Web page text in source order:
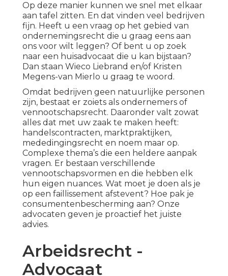
Op deze manier kunnen we snel met elkaar
aan tafel zitten. En dat vinden veel bedrijven
fijn. Heeft u een vraag op het gebied van
ondernemingsrecht die u graag eens aan
ons voor wilt leggen? Of bent u op zoek
naar een huisadvocaat die u kan bijstaan?
Dan staan Wieco Liebrand en/of Kristen
Megens-van Mierlo u graag te woord.
Omdat bedrijven geen natuurlijke personen
zijn, bestaat er zoiets als ondernemers of
vennootschapsrecht. Daaronder valt zowat
alles dat met uw zaak te maken heeft:
handelscontracten, marktpraktijken,
mededingingsrecht en noem maar op.
Complexe thema’s die een heldere aanpak
vragen. Er bestaan verschillende
vennootschapsvormen en die hebben elk
hun eigen nuances. Wat moet je doen als je
op een faillissement afstevent? Hoe pak je
consumentenbescherming aan? Onze
advocaten geven je proactief het juiste
advies.
Arbeidsrecht -
Advocaat